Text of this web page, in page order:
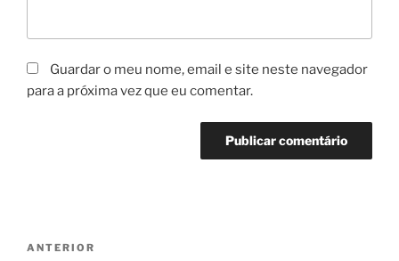
Guardar o meu nome, email e site neste navegador
para a próxima vez que eu comentar.
Conteúdo
ANTERIOR